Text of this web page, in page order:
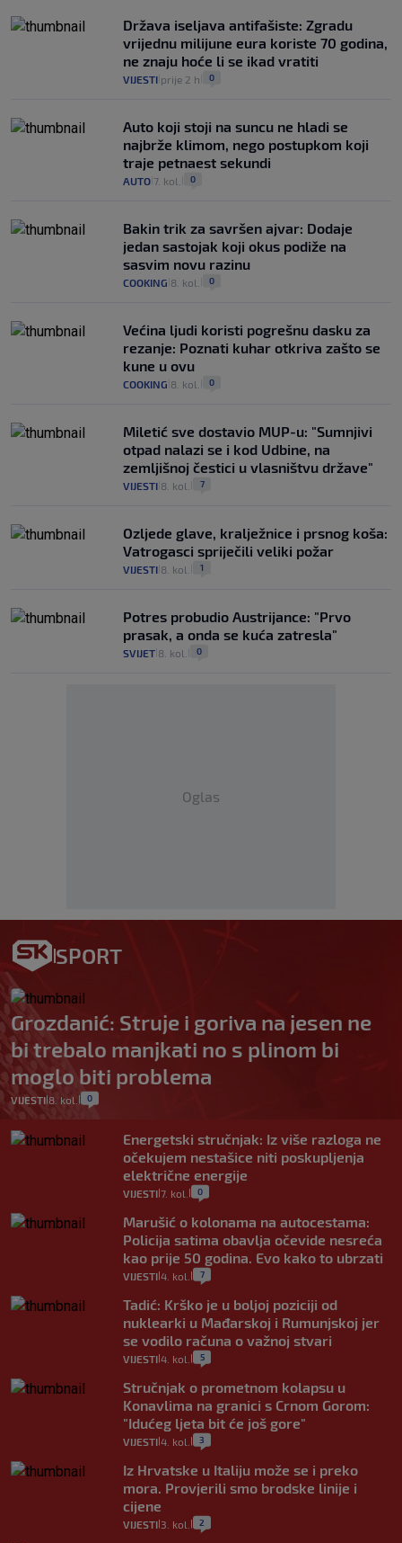
Država iseljava antifašiste: Zgradu
vrijednu milijune eura koriste 70 godina,
ne znaju hoće li se ikad vratiti
VIJESTI prije 2 h 0
Auto koji stoji na suncu ne hladi se
najbrže klimom, nego postupkom koji
traje petnaest sekundi
AUTO 7. kol. 0
Bakin trik za savršen ajvar: Dodaje
jedan sastojak koji okus podiže na
sasvim novu razinu
COOKING 8. kol. 0
Većina ljudi koristi pogrešnu dasku za
rezanje: Poznati kuhar otkriva zašto se
kune u ovu
COOKING 8. kol. 0
Miletić sve dostavio MUP-u: "Sumnjivi
otpad nalazi se i kod Udbine, na
zemljišnoj čestici u vlasništvu države"
VIJESTI 8. kol. 7
Ozljede glave, kralježnice i prsnog koša:
Vatrogasci spriječili veliki požar
VIJESTI 8. kol. 1
Potres probudio Austrijance: "Prvo
prasak, a onda se kuća zatresla"
SVIJET 8. kol. 0
Oglas
SPORT
Grozdanić: Struje i goriva na jesen ne
bi trebalo manjkati no s plinom bi
moglo biti problema
VIJESTI 8. kol. 0
Energetski stručnjak: Iz više razloga ne
očekujem nestašice niti poskupljenja
električne energije
VIJESTI 7. kol. 0
Marušić o kolonama na autocestama:
Policija satima obavlja očevide nesreća
kao prije 50 godina. Evo kako to ubrzati
VIJESTI 4. kol. 7
Tadić: Krško je u boljoj poziciji od
nuklearki u Mađarskoj i Rumunjskoj jer
se vodilo računa o važnoj stvari
VIJESTI 4. kol. 5
Stručnjak o prometnom kolapsu u
Konavlima na granici s Crnom Gorom:
"Idućeg ljeta bit će još gore"
VIJESTI 4. kol. 3
Iz Hrvatske u Italiju može se i preko
mora. Provjerili smo brodske linije i
cijene
VIJESTI 3. kol. 2